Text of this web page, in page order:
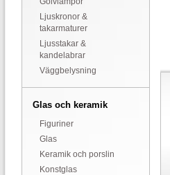
Ljuskronor &
takarmaturer
Ljusstakar &
kandelabrar
Väggbelysning
Glas och keramik
Figuriner
Glas
Keramik och porslin
Konstglas